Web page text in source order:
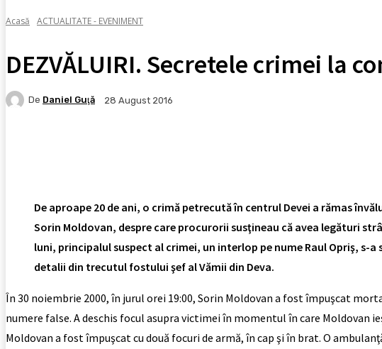
Acasă ACTUALITATE - EVENIMENT
DEZVĂLUIRI. Secretele crimei la
De Daniel Guţă 28 August 2016
De aproape 20 de ani, o crimă petrecută în centrul Devei a rămas
Sorin Moldovan, despre care procurorii susţineau că avea legături
luni, principalul suspect al crimei, un interlop pe nume Raul Opriş,
detalii din trecutul fostului şef al Vămii din Deva.
În 30 noiembrie 2000, în jurul orei 19:00, Sorin Moldovan a fost împuşcat
numere false. A deschis focul asupra victimei în momentul în care Moldovan
Moldovan a fost împuşcat cu două focuri de armă, în cap şi în brat. O